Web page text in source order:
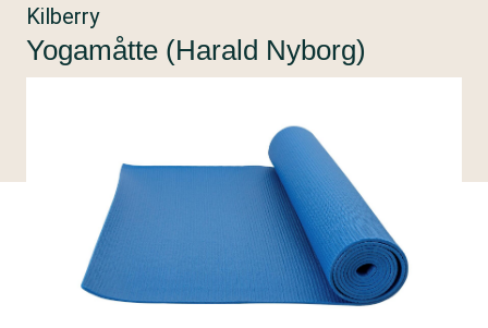
Kilberry
Yogamåtte (Harald Nyborg)